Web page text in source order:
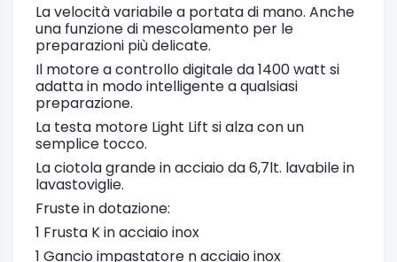
La velocità variabile a portata di mano. Anche
una funzione di mescolamento per le
preparazioni più delicate.
Il motore a controllo digitale da 1400 watt si
adatta in modo intelligente a qualsiasi
preparazione.
La testa motore Light Lift si alza con un
semplice tocco.
La ciotola grande in acciaio da 6,7lt. lavabile in
lavastoviglie.
Fruste in dotazione:
1 Frusta K in acciaio inox
1 Gancio impastatore n acciaio inox